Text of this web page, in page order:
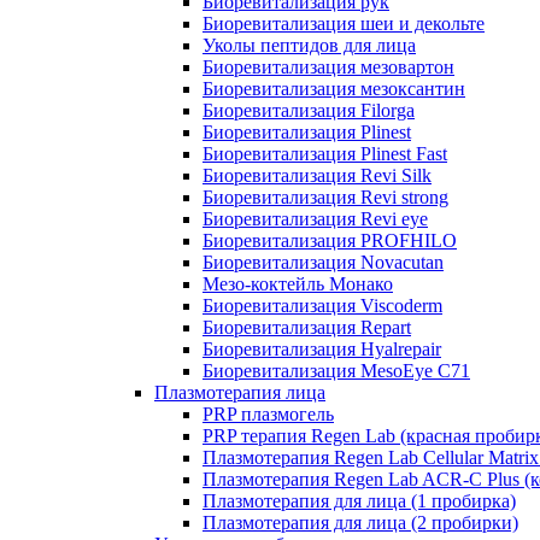
Биоревитализация шеи и декольте
Уколы пептидов для лица
Биоревитализация мезовартон
Биоревитализация мезоксантин
Биоревитализация Filorga
Биоревитализация Plinest
Биоревитализация Plinest Fast
Биоревитализация Revi Silk
Биоревитализация Revi strong
Биоревитализация Revi eye
Биоревитализация PROFHILO
Биоревитализация Novacutan
Мезо-коктейль Монако
Биоревитализация Viscoderm
Биоревитализация Repart
Биоревитализация Hyalrepair
Биоревитализация MesoEye C71
Плазмотерапия лица
PRP плазмогель
PRP терапия Regen Lab (красная
Плазмотерапия Regen Lab Cellular
Плазмотерапия Regen Lab ACR-C Plus
Плазмотерапия для лица (1 пробирка)
Плазмотерапия для лица (2 пробирки)